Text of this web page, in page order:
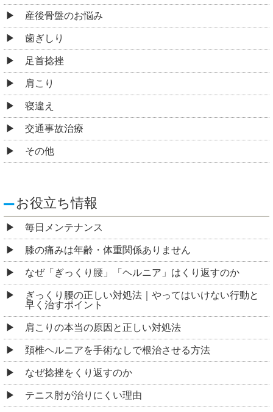
産後骨盤のお悩み
歯ぎしり
足首捻挫
肩こり
寝違え
交通事故治療
その他
お役立ち情報
毎日メンテナンス
膝の痛みは年齢・体重関係ありません
なぜ「ぎっくり腰」「ヘルニア」はくり返すのか
ぎっくり腰の正しい対処法｜やってはいけない行動と
早く治すポイント
肩こりの本当の原因と正しい対処法
頚椎ヘルニアを手術なしで根治させる方法
なぜ捻挫をくり返すのか
テニス肘が治りにくい理由